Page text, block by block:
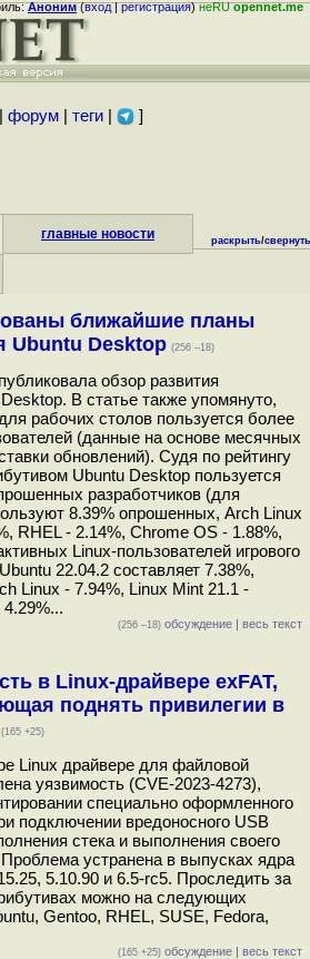
Аноним(вход|регистрация)неRUopennet.me
форум| теги| ]
главные новости раскрыть/свернуть
ближайшие планы
Ubuntu Desktop (256 –18)
обзор развития
В статье также упомянуто,
рабочих столов пользуется более
(данные на основе месячных
обновлений). Судя по рейтингу
Ubuntu Desktop пользуется
разработчиков (для
8.39% опрошенных, Arch Linux
RHEL - 2.14%, Chrome OS - 1.88%,
Linux-пользователей игрового
22.04.2 составляет 7.38%,
Linux - 7.94%, Linux Mint 21.1 -
(256 –18) обсуждение | весь текст
в Linux-драйвере exFAT,
поднять привилегии в
(165 +25)
Linux драйвере для файловой
уязвимость (CVE-2023-4273),
специально оформленного
подключении вредоносного USB
стека и выполнения своего
устранена в выпусках ядра
5.10.90 и 6.5-rc5. Проследить за
можно на следующих
Gentoo, RHEL, SUSE, Fedora,
(165 +25) обсуждение | весь текст